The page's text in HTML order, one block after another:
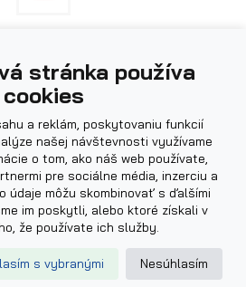
ilustrační.
© 2026 AGADOS, spol. s.r.o.
stránka používa
cookies
a reklám, poskytovaniu funkcií
našej návštevnosti využívame
o tom, ako náš web používate,
pre sociálne média, inzerciu a
údaje môžu skombinovať s ďalšími
im poskytli, alebo ktoré získali v
že používate ich služby.
s vybranými
Nesúhlasím